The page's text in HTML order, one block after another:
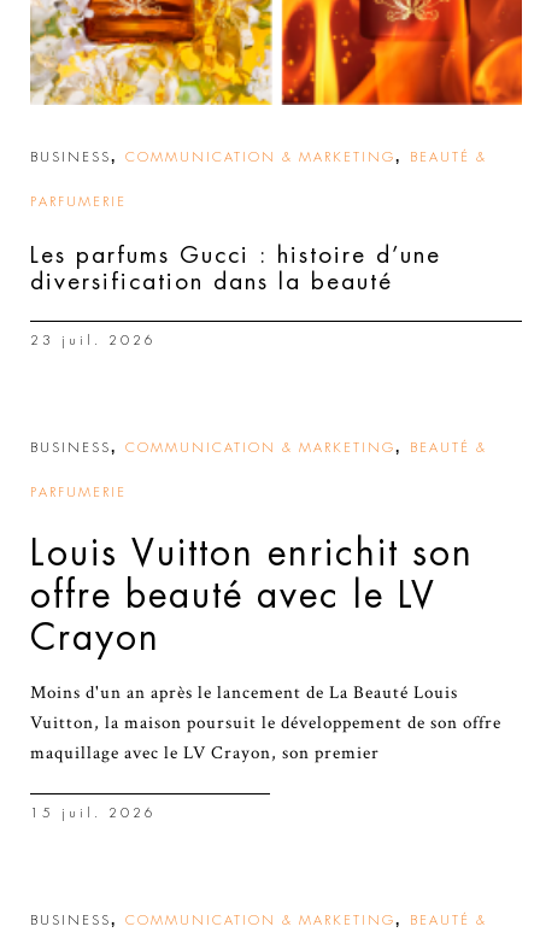
BUSINESS, COMMUNICATION & MARKETING, BEAUTÉ &
PARFUMERIE
Les parfums Gucci : histoire d’une
diversification dans la beauté
23 juil. 2026
BUSINESS, COMMUNICATION & MARKETING, BEAUTÉ &
PARFUMERIE
Louis Vuitton enrichit son
offre beauté avec le LV
Crayon
Moins d'un an après le lancement de La Beauté Louis
Vuitton, la maison poursuit le développement de son offre
maquillage avec le LV Crayon, son premier
15 juil. 2026
BUSINESS, COMMUNICATION & MARKETING, BEAUTÉ &